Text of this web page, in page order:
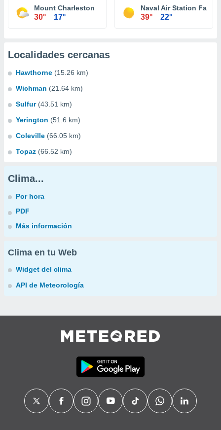
Mount Charleston
30° 17°
Naval Air Station Fallon
39° 22°
Localidades cercanas
Hawthorne (15.26 km)
Wichman (21.64 km)
Sulfur (43.51 km)
Yerington (51.6 km)
Coleville (66.05 km)
Topaz (66.52 km)
Clima...
Por hora
PDF
Más información
Clima en tu Web
Widget del clima
API de Meteorología